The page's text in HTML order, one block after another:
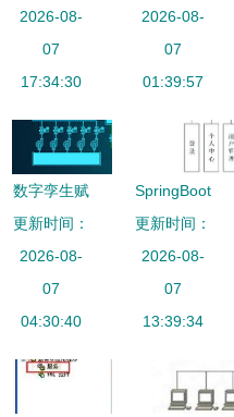
计算机系统
服务发展技
术展望
2026-08-
07
17:34:30
出自这里
联想最大制
造基地如何
5000笔订
2026-08-
07
01:39:57
数字孪生赋
能 构建智
慧污水厂
Web3D可
视化系统
更新时间：
2026-08-
07
04:30:40
SpringBoot
校园新闻管
理系统的设
计与实现
——计算机
角
更新时间：
2026-08-
07
13:39:34